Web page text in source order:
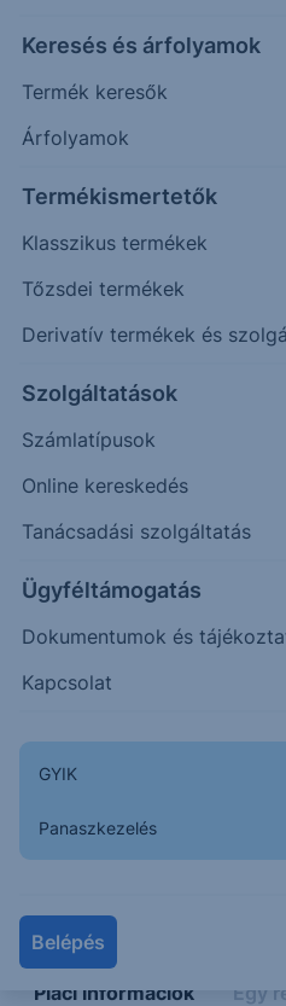
Keresés és árfolyamok
Termék keresők
Árfolyamok
Termékismertetők
Klasszikus termékek
Tőzsdei termékek
Derivatív termékek és
Szolgáltatások
Számlatípusok
Online kereskedés
Tanácsadási szolgáltatás
Ügyféltámogatás
Dokumentumok és
Kapcsolat
GYIK
Panaszkezelés
Belépés
Árfolyamértesítő rögzítése
További információk
Napon belüli Historikus
Piaci információk Egy